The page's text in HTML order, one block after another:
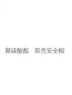
聚碳酸酯 双壳安全帽